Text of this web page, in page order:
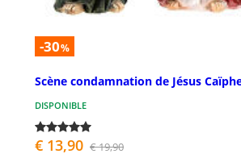
-30%
Scène condamnation de Jésus
DISPONIBLE
€ 13,90 € 19,90